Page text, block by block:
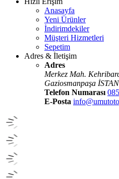
Anasayfa
Yeni Ürünler
İndirimdekiler
Müşteri Hizmetleri
Sepetim
Adres & İletişim
Adres
Merkez Mah.
Gaziosmanpaşa
Telefon Numarası
E-Posta